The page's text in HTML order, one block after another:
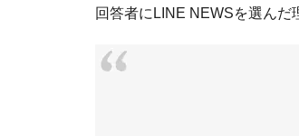
回答者にLINE NEWSを選んだ